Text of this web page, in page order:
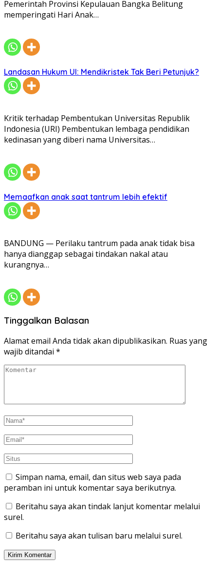
Pemerintah Provinsi Kepulauan Bangka Belitung
memperingati Hari Anak…
Landasan Hukum UI: Mendikristek Tak Beri Petunjuk?
Kritik terhadap Pembentukan Universitas Republik
Indonesia (URI) Pembentukan lembaga pendidikan
kedinasan yang diberi nama Universitas…
Memaafkan anak saat tantrum lebih efektif
BANDUNG — Perilaku tantrum pada anak tidak bisa
hanya dianggap sebagai tindakan nakal atau
kurangnya…
Tinggalkan Balasan
Alamat email Anda tidak akan dipublikasikan. Ruas yang
wajib ditandai *
Simpan nama, email, dan situs web saya pada
peramban ini untuk komentar saya berikutnya.
Beritahu saya akan tindak lanjut komentar melalui
surel.
Beritahu saya akan tulisan baru melalui surel.